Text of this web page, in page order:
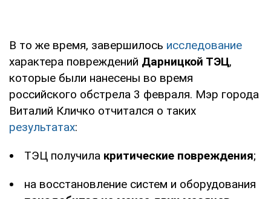
В то же время, завершилось исследование
характера повреждений Дарницкой ТЭЦ,
которые были нанесены во время
российского обстрела 3 февраля. Мэр города
Виталий Кличко отчитался о таких
результатах:
ТЭЦ получила критические повреждения;
на восстановление систем и оборудования